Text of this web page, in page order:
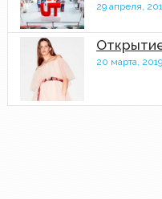
29 апреля,
20 марта, 2019